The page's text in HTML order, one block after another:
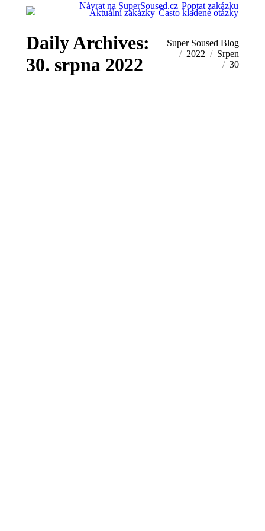
Návrat na SuperSoused.cz Poptat zakázku
Aktuální zakázky Často kladené otázky
Daily Archives:
30. srpna 2022
You are here:
Super Soused Blog
2022
Srpen
30